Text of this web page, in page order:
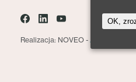
Realizacja: NOVEO - Agencja
OK,